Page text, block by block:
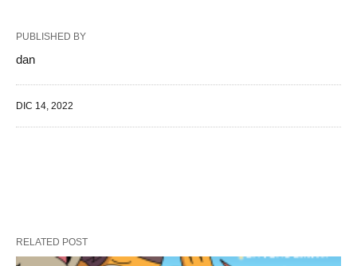
PUBLISHED BY
dan
DIC 14, 2022
RELATED POST